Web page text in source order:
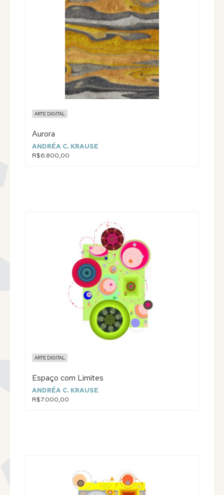
ARTE DIGITAL
Aurora
ANDRÉA C. KRAUSE
R$6.800,00
ARTE DIGITAL
Espaço com Limites
ANDRÉA C. KRAUSE
R$7.000,00